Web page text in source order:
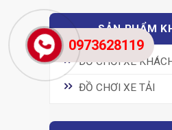
SẢN PHẨM
ĐỒ CHƠI XE
ĐỒ CHƠI XE TẢI
0973628119